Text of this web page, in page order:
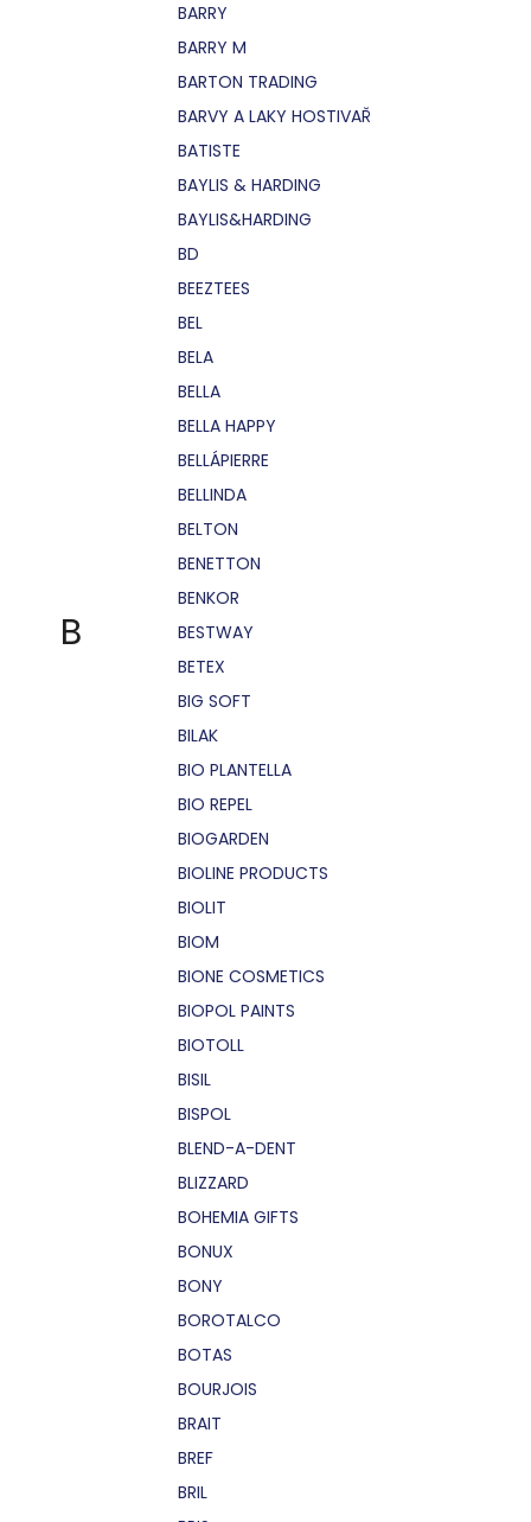
B
BARRY
BARRY M
BARTON TRADING
BARVY A LAKY HOSTIVAŘ
BATISTE
BAYLIS & HARDING
BAYLIS&HARDING
BD
BEEZTEES
BEL
BELA
BELLA
BELLA HAPPY
BELLÁPIERRE
BELLINDA
BELTON
BENETTON
BENKOR
BESTWAY
BETEX
BIG SOFT
BILAK
BIO PLANTELLA
BIO REPEL
BIOGARDEN
BIOLINE PRODUCTS
BIOLIT
BIOM
BIONE COSMETICS
BIOPOL PAINTS
BIOTOLL
BISIL
BISPOL
BLEND-A-DENT
BLIZZARD
BOHEMIA GIFTS
BONUX
BONY
BOROTALCO
BOTAS
BOURJOIS
BRAIT
BREF
BRIL